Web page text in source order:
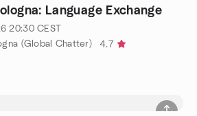
Language Exchange
20:30 CEST
(Global Chatter)
4.7